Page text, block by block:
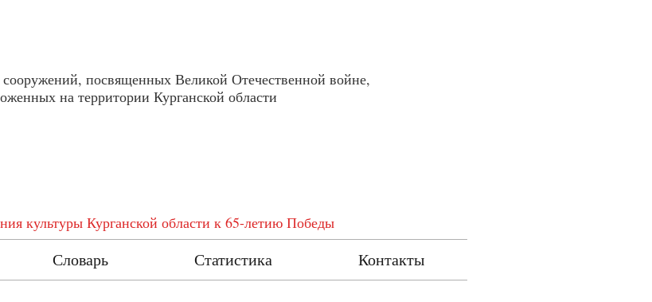
посвященных Великой Отечественной войне,
на территории Курганской области
культуры Курганской области к 65-летию Победы
Словарь Статистика Контакты